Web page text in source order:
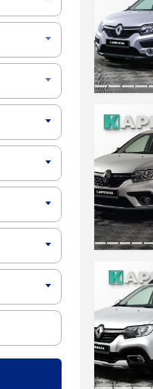
Сначала
Пробег
Год новее
Год старше